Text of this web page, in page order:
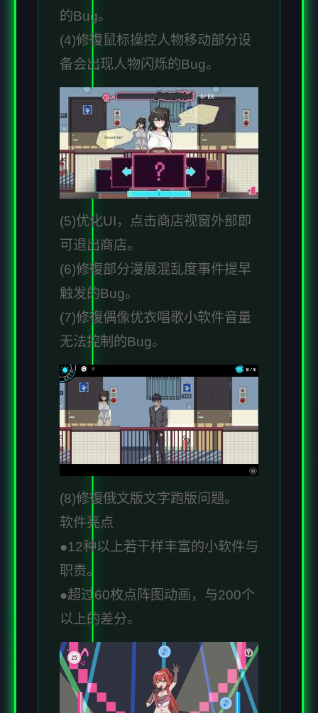
的Bug。
(4)修復鼠标操控人物移动部分设
备会出现人物闪烁的Bug。
(5)优化UI，点击商店视窗外部即
可退出商店。
(6)修復部分漫展混乱度事件提早
触发的Bug。
(7)修復偶像优衣唱歌小软件音量
无法控制的Bug。
(8)修復俄文版文字跑版问题。
软件亮点
●12种以上若干样丰富的小软件与
职责。
●超过60枚点阵图动画，与200个
以上的差分。